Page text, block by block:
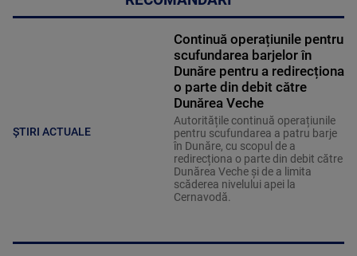
ȘTIRI ACTUALE
Continuă operațiunile pentru
scufundarea barjelor în
Dunăre pentru a redirecționa
o parte din debit către
Dunărea Veche
Autoritățile continuă operațiunile
pentru scufundarea a patru barje
în Dunăre, cu scopul de a
redirecționa o parte din debit către
Dunărea Veche și de a limita
scăderea nivelului apei la
Cernavodă.